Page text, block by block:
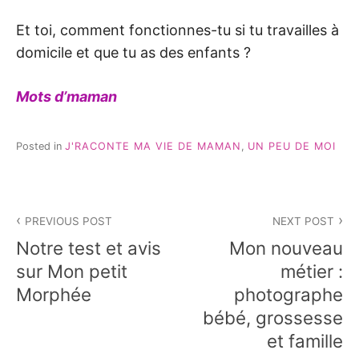
Et toi, comment fonctionnes-tu si tu travailles à
domicile et que tu as des enfants ?
Mots d’maman
Posted in J'RACONTE MA VIE DE MAMAN , UN PEU DE MOI
de
l’article
PREVIOUS POST
Notre test et avis
sur Mon petit
Morphée
NEXT POST
Mon nouveau
métier :
photographe
bébé, grossesse
et famille